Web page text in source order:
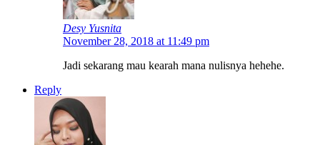
Desy Yusnita
November 28, 2018 at 11:49 pm
Jadi sekarang mau kearah mana nulisnya hehehe.
Reply